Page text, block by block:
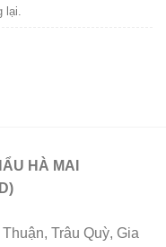
lại.
HÀ MAI
Trâu Quỳ, Gia